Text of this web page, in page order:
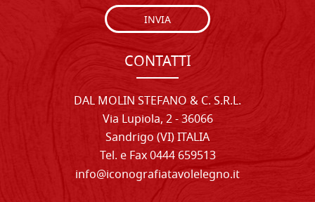
INVIA
CONTATTI
DAL MOLIN STEFANO & C. S.R.L.
Via Lupiola, 2 - 36066
Sandrigo (VI) ITALIA
Tel. e Fax 0444 659513
info@iconografiatavolelegno.it